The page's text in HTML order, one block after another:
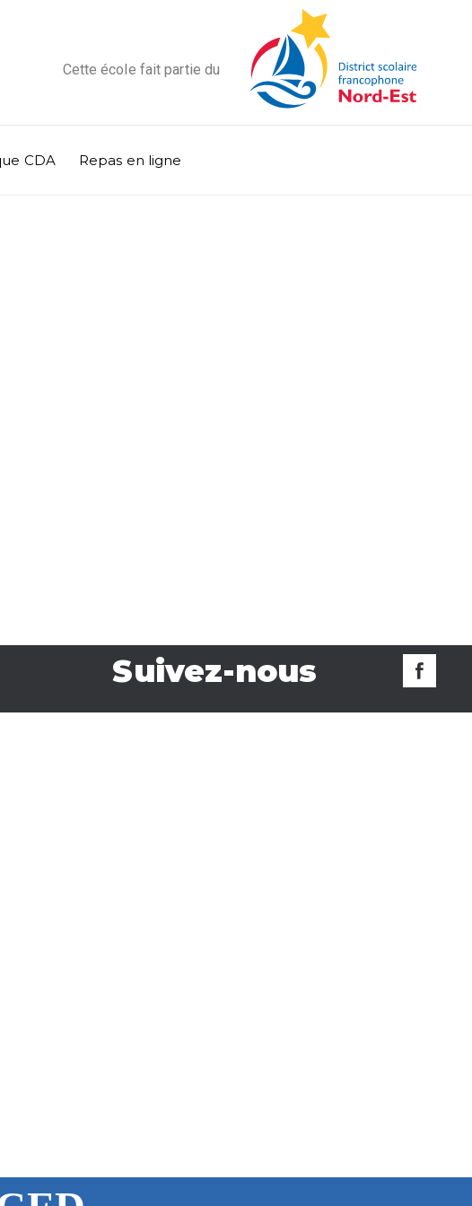
Cette école fait partie du
CDA Repas en ligne
Suivez-nous